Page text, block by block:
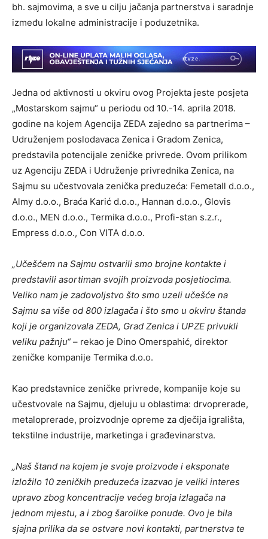
bh. sajmovima, a sve u cilju jačanja partnerstva i saradnje
između lokalne administracije i poduzetnika.
Jedna od aktivnosti u okviru ovog Projekta jeste posjeta
„Mostarskom sajmu“ u periodu od 10.-14. aprila 2018.
godine na kojem Agencija ZEDA zajedno sa partnerima –
Udruženjem poslodavaca Zenica i Gradom Zenica,
predstavila potencijale zeničke privrede. Ovom prilikom
uz Agenciju ZEDA i Udruženje privrednika Zenica, na
Sajmu su učestvovala zenička preduzeća: Femetall d.o.o.,
Almy d.o.o., Braća Karić d.o.o., Hannan d.o.o., Glovis
d.o.o., MEN d.o.o., Termika d.o.o., Profi-stan s.z.r.,
Empress d.o.o., Con VITA d.o.o.
„Učešćem na Sajmu ostvarili smo brojne kontakte i
predstavili asortiman svojih proizvoda posjetiocima.
Veliko nam je zadovoljstvo što smo uzeli učešće na
Sajmu sa više od 800 izlagača i što smo u okviru štanda
koji je organizovala ZEDA, Grad Zenica i UPZE privukli
veliku pažnju“– rekao je Dino Omerspahić, direktor
zeničke kompanije Termika d.o.o.
Kao predstavnice zeničke privrede, kompanije koje su
učestvovale na Sajmu, djeluju u oblastima: drvoprerade,
metaloprerade, proizvodnje opreme za dječija igrališta,
tekstilne industrije, marketinga i građevinarstva.
„Naš štand na kojem je svoje proizvode i eksponate
izložilo 10 zeničkih preduzeća izazvao je veliki interes
upravo zbog koncentracije većeg broja izlagača na
jednom mjestu, a i zbog šarolike ponude. Ovo je bila
sjajna prilika da se ostvare novi kontakti, partnerstva te